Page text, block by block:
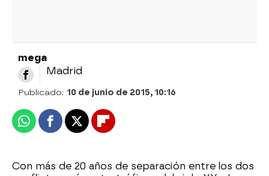
mega
Madrid
Publicado: 10 de junio de 2015, 10:16
WhatsappFacebook
X Flipboard
Con más de 20 años de separación entre los dos